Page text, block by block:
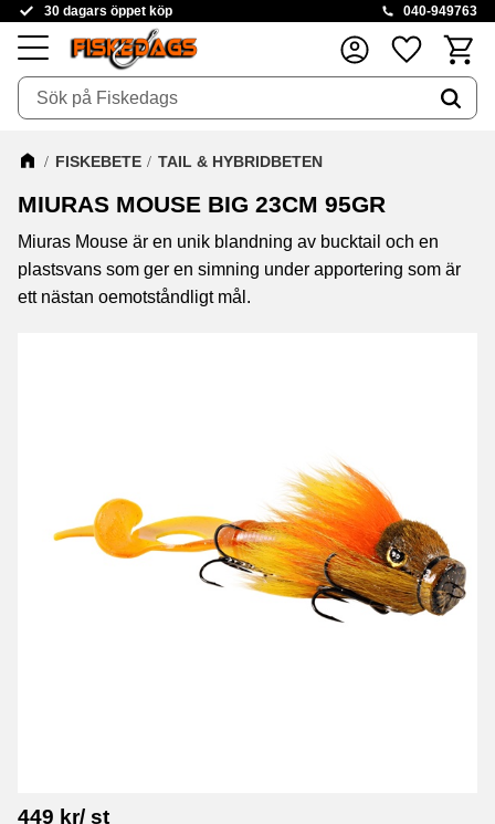
Meny
30 dagars öppet köp 040-949763
Favoriter
FISKEBETE TAIL & HYBRIDBETEN
MIURAS MOUSE BIG 23CM 95GR
Miuras Mouse är en unik blandning av bucktail och en
plastsvans som ger en simning under apportering som är
ett nästan oemotståndligt mål.
449 kr/ st